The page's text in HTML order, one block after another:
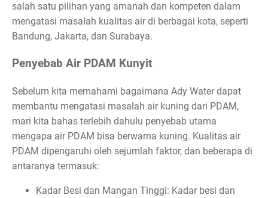
salah satu pilihan yang amanah dan kompeten dalam
mengatasi masalah kualitas air di berbagai kota, seperti
Bandung, Jakarta, dan Surabaya.
Penyebab Air PDAM Kunyit
Sebelum kita memahami bagaimana Ady Water dapat
membantu mengatasi masalah air kuning dari PDAM,
mari kita bahas terlebih dahulu penyebab utama
mengapa air PDAM bisa berwarna kuning. Kualitas air
PDAM dipengaruhi oleh sejumlah faktor, dan beberapa di
antaranya termasuk:
Kadar Besi dan Mangan Tinggi: Kadar besi dan